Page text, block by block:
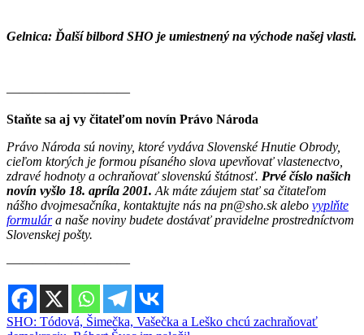
Gelnica: Ďalší bilbord SHO je umiestnený na východe našej vlasti.
———————–——
Staňte sa aj vy čitateľom novín Právo Národa
Právo Národa sú noviny, ktoré vydáva Slovenské Hnutie Obrody,
cieľom ktorých je formou písaného slova upevňovať vlastenectvo,
zdravé hodnoty a ochraňovať slovenskú štátnosť. Prvé číslo našich
novín vyšlo 18. apríla 2001. Ak máte záujem stať sa čitateľom
nášho dvojmesačníka, kontaktujte nás na pn@sho.sk alebo vyplňte
formulára naše noviny budete dostávať pravidelne prostredníctvom
Slovenskej pošty.
————————–—
Navigácia
SHO: Tódová, Šimečka, Vašečka a Leško chcú zachraňovať